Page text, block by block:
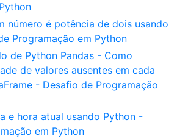
número é potência de dois usando
Programação em Python
de Python Pandas - Como
de valores ausentes em cada
- Desafio de Programação
e hora atual usando Python -
em Python